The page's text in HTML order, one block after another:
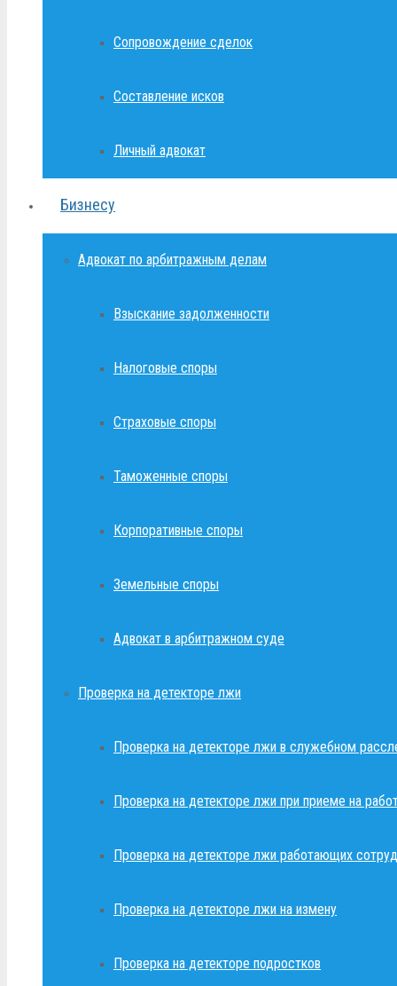
Сопровождение сделок
Составление исков
Личный адвокат
Бизнесу
Адвокат по арбитражным делам
Взыскание задолженности
Налоговые споры
Страховые споры
Таможенные споры
Корпоративные споры
Земельные споры
Адвокат в арбитражном суде
Проверка на детекторе лжи
Проверка на детекторе лжи в служебном
Проверка на детекторе лжи при приеме на
Проверка на детекторе лжи работающих
Проверка на детекторе лжи на измену
Проверка на детекторе подростков